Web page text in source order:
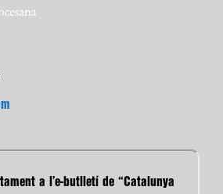
a l’e-butlletí de “Catalunya